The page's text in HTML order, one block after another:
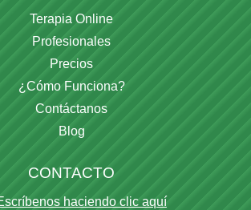
Terapia Online
Profesionales
Precios
¿Cómo Funciona?
Contáctanos
Blog
CONTACTO
haciendo clic aquí